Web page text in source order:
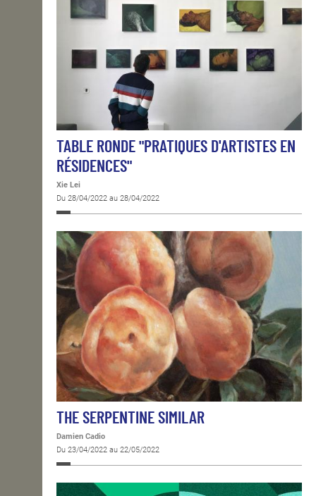
TABLE RONDE "PRATIQUES D'ARTISTES EN
RÉSIDENCES"
Xie Lei
Du 28/04/2022 au 28/04/2022
THE SERPENTINE SIMILAR
Damien Cadio
Du 23/04/2022 au 22/05/2022